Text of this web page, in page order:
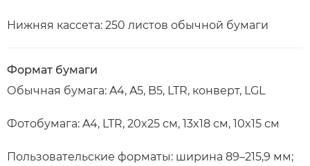
Нижняя кассета: 250 листов обычной бумаги
Формат бумаги
Обычная бумага: A4, A5, B5, LTR, конверт, LGL
Фотобумага: A4, LTR, 20x25 см, 13x18 см, 10x15 см
Пользовательские форматы: ширина 89–215,9 мм;